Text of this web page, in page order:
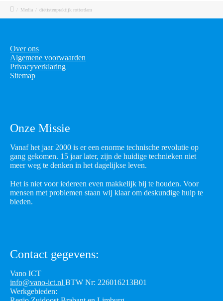
/ Media / diëtistenpraktijk rotterdam
Over ons
Algemene voorwaarden
Privacyverklaring
Sitemap
Onze Missie
Vanaf het jaar 2000 is er een enorme technische revolutie op
gang gekomen. 15 jaar later, zijn de huidige technieken niet
meer weg te denken in het dagelijkse leven.
Het is niet voor iedereen even makkelijk bij te houden. Voor
mensen met problemen staan wij klaar om deskundige hulp te
bieden.
Contact gegevens:
Vano ICT
info@vano-ict.nl BTW Nr: 226016213B01
Werkgebieden: